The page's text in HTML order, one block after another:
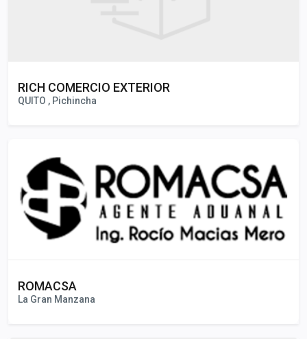
RICH COMERCIO EXTERIOR
QUITO , Pichincha
ROMACSA
La Gran Manzana